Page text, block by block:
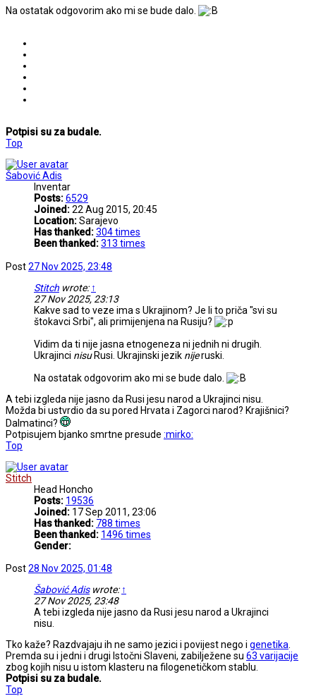
Na ostatak odgovorim ako mi se bude dalo.
Potpisi su za budale.
Top
Šabović Adis
Inventar
Posts:6529
Joined:22 Aug 2015, 20:45
Location:Sarajevo
Has thanked:304 times
Been thanked:313 times
Post27 Nov 2025, 23:48
Stitch wrote: ↑
27 Nov 2025, 23:13
Kakve sad to veze ima s Ukrajinom? Je li to priča "svi su
štokavci Srbi", ali primijenjena na Rusiju?
Vidim da ti nije jasna etnogeneza ni jednih ni drugih.
Ukrajinci nisuRusi. Ukrajinski jezik nijeruski.
Na ostatak odgovorim ako mi se bude dalo.
A tebi izgleda nije jasno da Rusi jesu narod a Ukrajinci nisu.
Možda bi ustvrdio da su pored Hrvata i Zagorci narod? Krajišnici?
Dalmatinci?
Potpisujem bjanko smrtne presude :mirko:
Top
Stitch
Head Honcho
Posts: 19536
Joined: 17 Sep 2011, 23:06
Has thanked: 788 times
Been thanked: 1496 times
Gender:
Post28 Nov 2025, 01:48
Šabović Adiswrote: ↑
27 Nov 2025, 23:48
A tebi izgleda nije jasno da Rusi jesu narod a Ukrajinci
nisu.
Tko kaže? Razdvajaju ih ne samo jezici i povijest nego i genetika
Premda su i jedni i drugi Istočni Slaveni, zabilježene su 63 varijacije
zbog kojih nisu u istom klasteru na filogenetičkom stablu.
Potpisi su za budale.
Top